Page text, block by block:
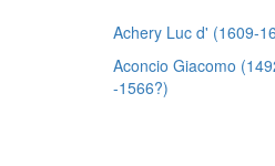
Achery Luc d' (1609-
Aconcio Giacomo
-1566?)